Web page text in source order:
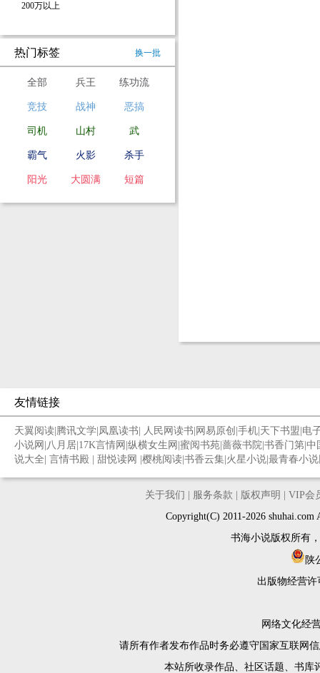
200万以上
热门标签 换一批
全部 兵王 练功流
竞技 战神 恶搞
司机 山村 武
霸气 火影 杀手
阳光 大圆满 短篇
友情链接
天翼阅读 腾讯文学 凤凰读书 人民网读书 网易原创 手机 天下书盟 电
小说网 八月居 17K言情网 纵横女生网 蜜阅书苑 蔷薇书院 书香门第 中
说大全 言情书殿 甜悦读网 樱桃阅读 书香云集 火星小说 最青春小
关于我们 服务条款 版权声明
VIP会
Copyright(C) 2011-2026
书海小说版权所有
陕
出版物经营许
网络文化经
请所有作者发布作品时务必遵守国家互联网
本站所收录作品、社区话题、书库